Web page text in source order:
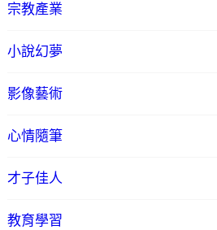
宗教產業
小說幻夢
影像藝術
心情隨筆
才子佳人
教育學習